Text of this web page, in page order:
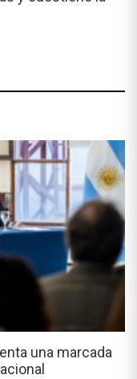
una marcada